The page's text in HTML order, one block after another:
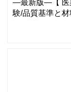
―最新版―【 医
験/品質基準と